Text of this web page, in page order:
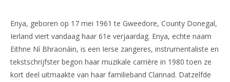
Enya, geboren op 17 mei 1961 te Gweedore, County Donegal,
Ierland viert vandaag haar 61e verjaardag. Enya, echte naam
Eithne Ní Bhraonáin, is een Ierse zangeres, instrumentaliste en
tekstschrijfster begon haar muzikale carrière in 1980 toen ze
kort deel uitmaakte van haar familieband Clannad. Datzelfde